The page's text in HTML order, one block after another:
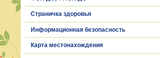
Страничка здоровья
Информационная безопасность
Карта местонахождения